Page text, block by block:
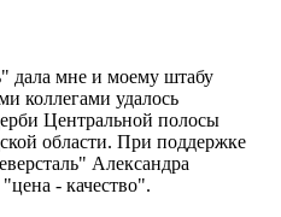
дала мне и моему штабу
коллегами удалось
Центральной полосы
области. При поддержке
Александра
- качество".